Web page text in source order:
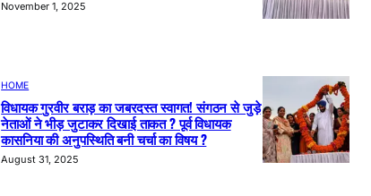
November 1, 2025
HOME
विधायक गुरवीर बराड़ का जबरदस्त स्वागत! संगठन से जुड़े
नेताओं ने भीड़ जुटाकर दिखाई ताकत ? पूर्व विधायक
कासनिया की अनुपस्थिति बनी चर्चा का विषय ?
August 31, 2025